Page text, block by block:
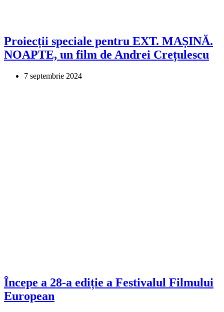
Proiecții speciale pentru EXT. MAȘINĂ.
NOAPTE, un film de Andrei Crețulescu
7 septembrie 2024
Începe a 28-a ediție a Festivalul Filmului
European